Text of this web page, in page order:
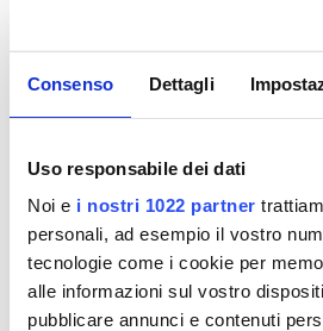
Consenso Dettagli
Uso responsabile dei dati
Noi e i nostri 1022 partner
personali, ad esempio il vostro
tecnologie come i cookie per
alle informazioni sul vostro
pubblicare annunci e contenuti
Dopo aver inviato agli utenti
un'assicurazione per le
deciso di effettuare una vera e
Le perdite occulte sono molto
che pensiamo: evitare di
d'acqua per questo